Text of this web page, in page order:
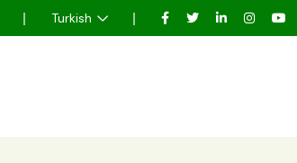
Turkish